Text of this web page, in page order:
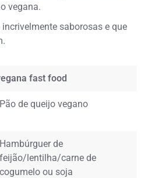
vegana.
saborosas e que
fast food
Pão de queijo vegano
Hambúrguer de
feijão/lentilha/carne de
cogumelo ou soja